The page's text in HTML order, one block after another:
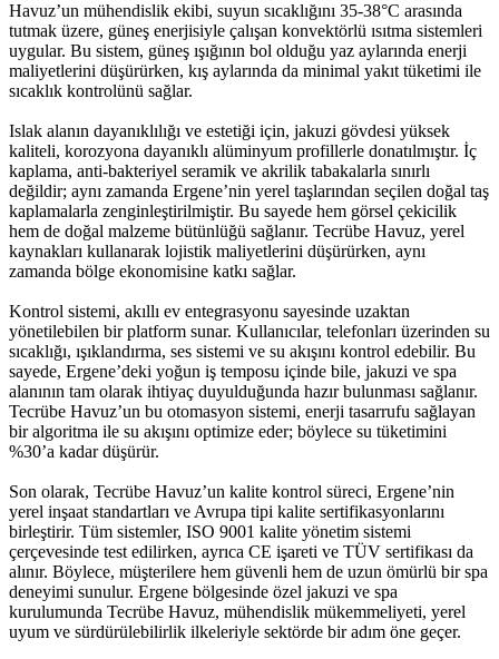
Havuz’un mühendislik ekibi, suyun sıcaklığını 35-38°C arasında
tutmak üzere, güneş enerjisiyle çalışan konvektörlü ısıtma sistemleri
uygular. Bu sistem, güneş ışığının bol olduğu yaz aylarında enerji
maliyetlerini düşürürken, kış aylarında da minimal yakıt tüketimi ile
sıcaklık kontrolünü sağlar.
Islak alanın dayanıklılığı ve estetiği için, jakuzi gövdesi yüksek
kaliteli, korozyona dayanıklı alüminyum profillerle donatılmıştır. İç
kaplama, anti-bakteriyel seramik ve akrilik tabakalarla sınırlı
değildir; aynı zamanda Ergene’nin yerel taşlarından seçilen doğal taş
kaplamalarla zenginleştirilmiştir. Bu sayede hem görsel çekicilik
hem de doğal malzeme bütünlüğü sağlanır. Tecrübe Havuz, yerel
kaynakları kullanarak lojistik maliyetlerini düşürürken, aynı
zamanda bölge ekonomisine katkı sağlar.
Kontrol sistemi, akıllı ev entegrasyonu sayesinde uzaktan
yönetilebilen bir platform sunar. Kullanıcılar, telefonları üzerinden su
sıcaklığı, ışıklandırma, ses sistemi ve su akışını kontrol edebilir. Bu
sayede, Ergene’deki yoğun iş temposu içinde bile, jakuzi ve spa
alanının tam olarak ihtiyaç duyulduğunda hazır bulunması sağlanır.
Tecrübe Havuz’un bu otomasyon sistemi, enerji tasarrufu sağlayan
bir algoritma ile su akışını optimize eder; böylece su tüketimini
%30’a kadar düşürür.
Son olarak, Tecrübe Havuz’un kalite kontrol süreci, Ergene’nin
yerel inşaat standartları ve Avrupa tipi kalite sertifikasyonlarını
birleştirir. Tüm sistemler, ISO 9001 kalite yönetim sistemi
çerçevesinde test edilirken, ayrıca CE işareti ve TÜV sertifikası da
alınır. Böylece, müşterilere hem güvenli hem de uzun ömürlü bir spa
deneyimi sunulur. Ergene bölgesinde özel jakuzi ve spa
kurulumunda Tecrübe Havuz, mühendislik mükemmeliyeti, yerel
uyum ve sürdürülebilirlik ilkeleriyle sektörde bir adım öne geçer.